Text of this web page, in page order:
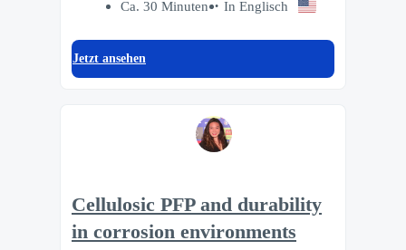
Ca. 30 Minuten In Englisch
Jetzt ansehen
Cellulosic PFP and durability
in corrosion environments